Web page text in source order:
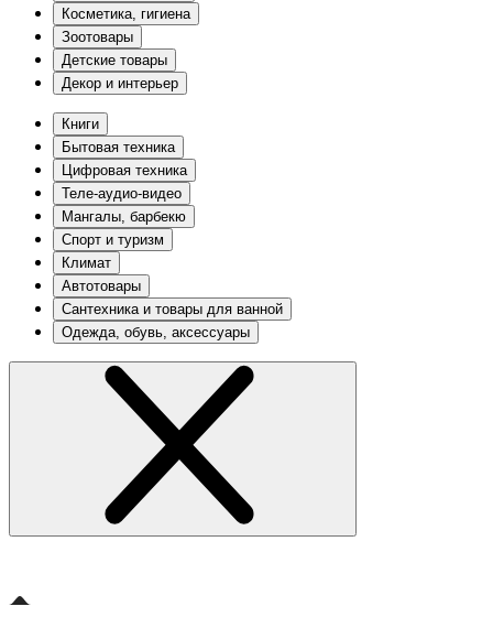
Косметика, гигиена
Зоотовары
Детские товары
Декор и интерьер
Книги
Бытовая техника
Цифровая техника
Теле-аудио-видео
Мангалы, барбекю
Спорт и туризм
Климат
Автотовары
Сантехника и товары для ванной
Одежда, обувь, аксессуары